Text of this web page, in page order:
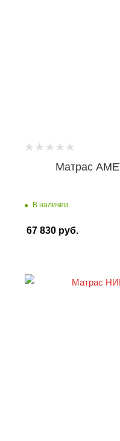
Матрас
В наличии
67 830 руб.